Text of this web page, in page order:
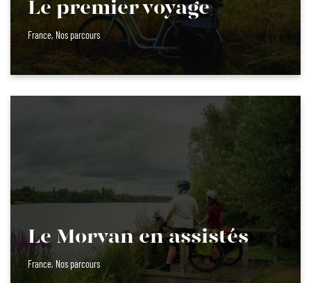
Le premier voyage
France, Nos parcours
Le Morvan en assistés
France, Nos parcours